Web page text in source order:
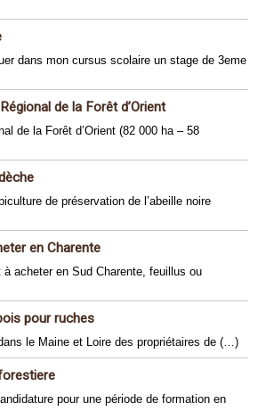
dans mon cursus scolaire un stage de 3eme
de la Forêt d’Orient
de la Forêt d’Orient (82 000 ha – 58
de préservation de l’abeille noire
en Charente
acheter en Sud Charente, feuillus ou
pour ruches
le Maine et Loire des propriétaires de (…)
pour une période de formation en